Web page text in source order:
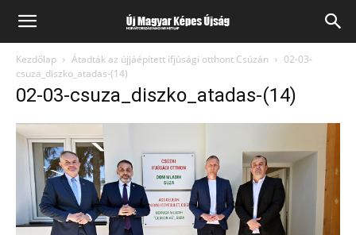
Kezdőlap Átadták az újjáépített ifjúsági otthont Csúzán
02-03-
csuza_diszko_atadas-(14)
02-03-csuza_diszko_atadas-(14)